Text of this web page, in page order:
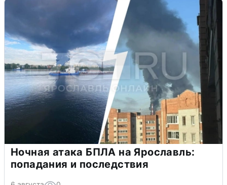
Ночная атака БПЛА на Ярославль:
попадания и последствия